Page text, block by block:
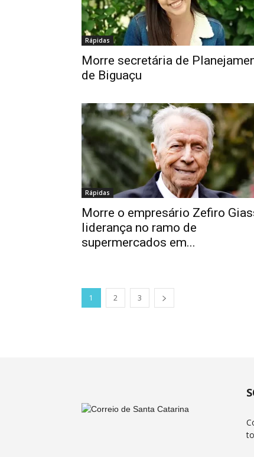
Rápidas
Morre secretária de
de Biguaçu
Rápidas
Morre o empresário Zefiro
liderança no ramo de
supermercados em...
1 2 3